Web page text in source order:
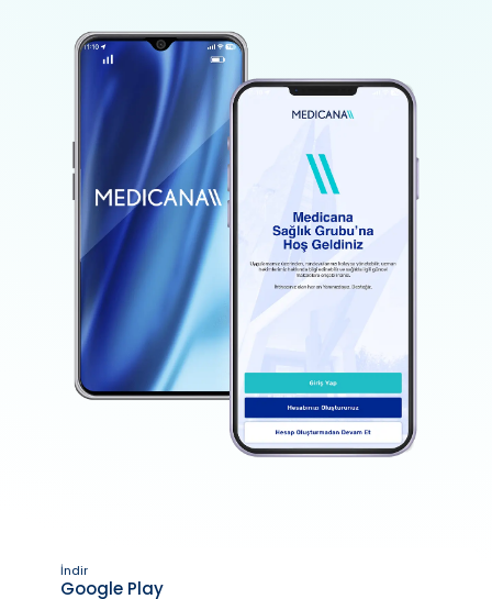
İndir
Google Play